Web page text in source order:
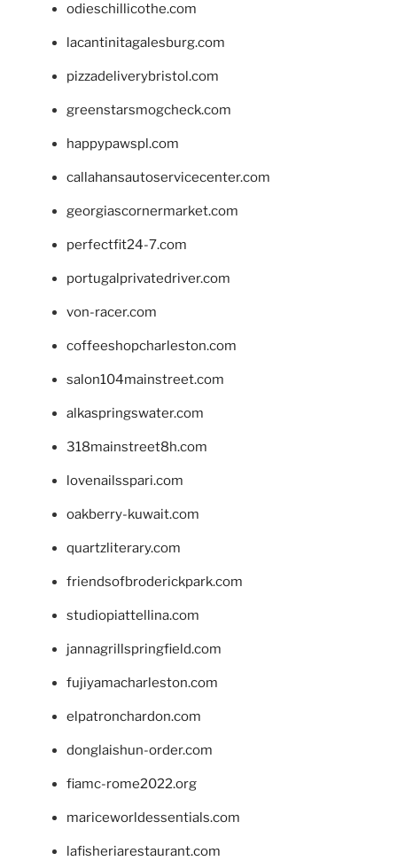
odieschillicothe.com
lacantinitagalesburg.com
pizzadeliverybristol.com
greenstarsmogcheck.com
happypawspl.com
callahansautoservicecenter.com
georgiascornermarket.com
perfectfit24-7.com
portugalprivatedriver.com
von-racer.com
coffeeshopcharleston.com
salon104mainstreet.com
alkaspringswater.com
318mainstreet8h.com
lovenailsspari.com
oakberry-kuwait.com
quartzliterary.com
friendsofbroderickpark.com
studiopiattellina.com
jannagrillspringfield.com
fujiyamacharleston.com
elpatronchardon.com
donglaishun-order.com
fiamc-rome2022.org
mariceworldessentials.com
lafisheriarestaurant.com